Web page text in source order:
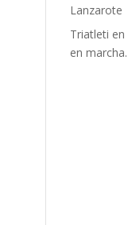
Lanzarote
Triatleti en
en marcha.